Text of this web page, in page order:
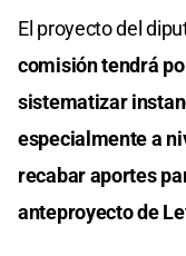
El proyecto del
comisión tendrá
sistematizar
especialmente a
recabar aportes
anteproyecto de